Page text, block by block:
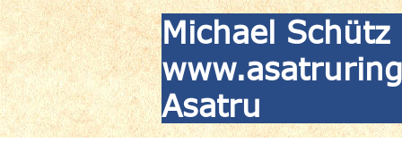
Michael
Asatru